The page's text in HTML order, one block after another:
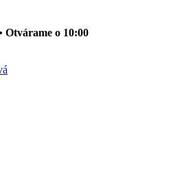
Otvárame o 10:00